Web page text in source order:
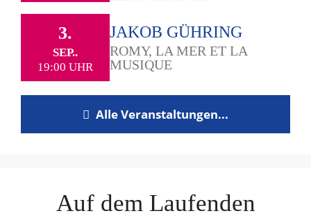
3.
SEP..
19:00 UHR
JAKOB GÜHRING
ROMY, LA MER ET LA
MUSIQUE
Alle Veranstaltungen...
Auf dem Laufenden